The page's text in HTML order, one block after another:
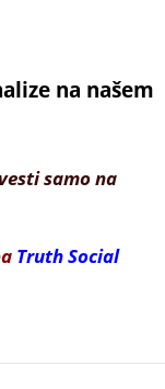
na našem
samo na
Truth Social